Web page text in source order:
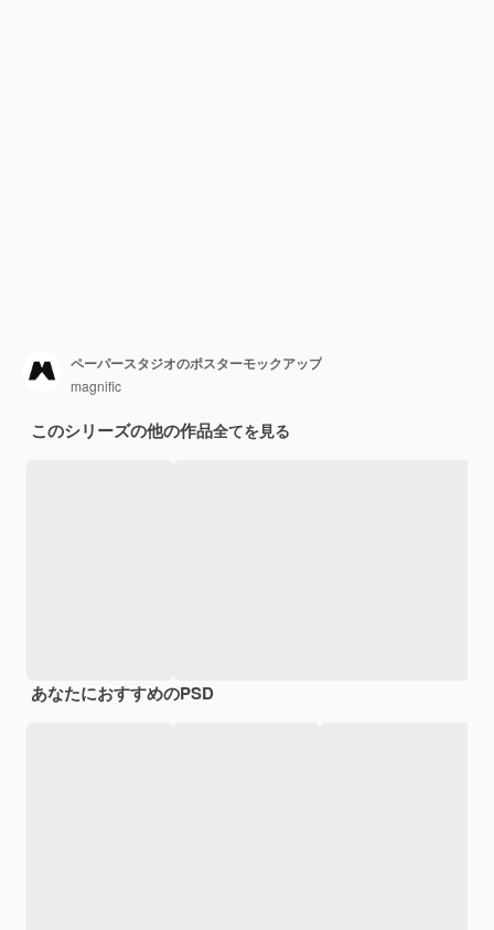
ペーパースタジオのポスターモックアップ
magnific
このシリーズの他の作品全てを見る
あなたにおすすめのPSD